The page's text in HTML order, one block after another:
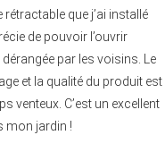
que j’ai installé
de pouvoir l’ouvrir
par les voisins. Le
et la qualité du produit est
venteux. C’est un excellent
mon jardin !